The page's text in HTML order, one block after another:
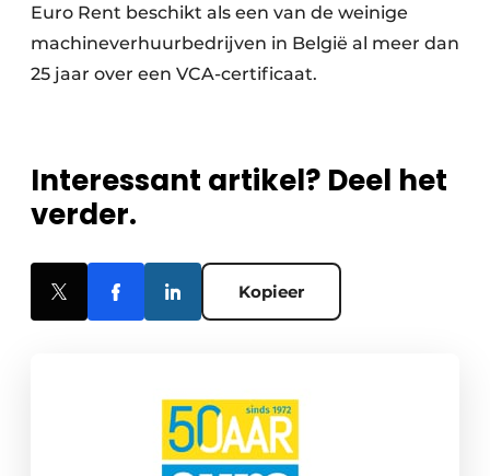
Euro Rent beschikt als een van de weinige
machineverhuurbedrijven in België al meer dan
25 jaar over een VCA-certificaat.
Interessant artikel? Deel het
verder.
Kopieer